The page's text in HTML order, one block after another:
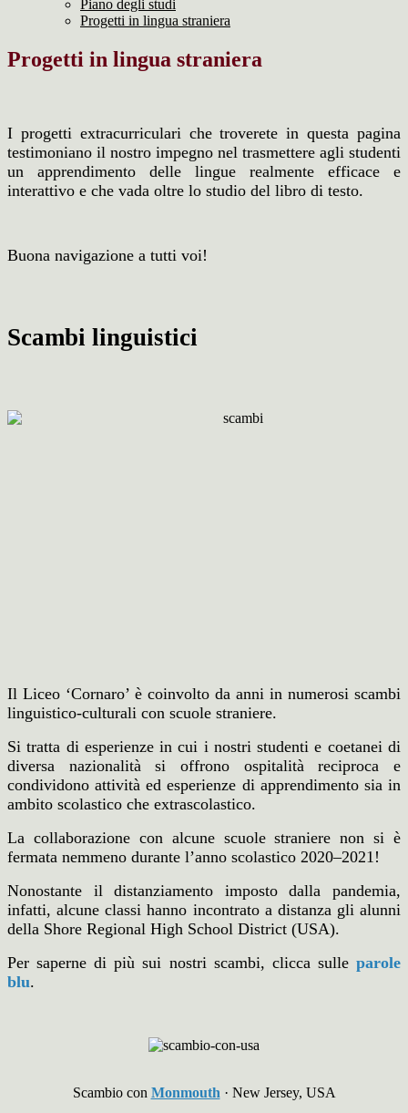
Piano degli studi
Progetti in lingua straniera
Progetti in lingua straniera
I progetti extracurriculari che troverete in questa pagina
testimoniano il nostro impegno nel trasmettere agli studenti
un apprendimento delle lingue realmente efficace e
interattivo e che vada oltre lo studio del libro di testo.
Buona navigazione a tutti voi!
Scambi linguistici
Il Liceo ‘Cornaro’ è coinvolto da anni in numerosi scambi
linguistico-culturali con scuole straniere.
Si tratta di esperienze in cui i nostri studenti e coetanei di
diversa nazionalità si offrono ospitalità reciproca e
condividono attività ed esperienze di apprendimento sia in
ambito scolastico che extrascolastico.
La collaborazione con alcune scuole straniere non si è
fermata nemmeno durante l’anno scolastico 2020–2021!
Nonostante il distanziamento imposto dalla pandemia,
infatti, alcune classi hanno incontrato a distanza gli alunni
della Shore Regional High School District (USA).
Per saperne di più sui nostri scambi, clicca sulle parole
blu.
Scambio con Monmouth · New Jersey, USA